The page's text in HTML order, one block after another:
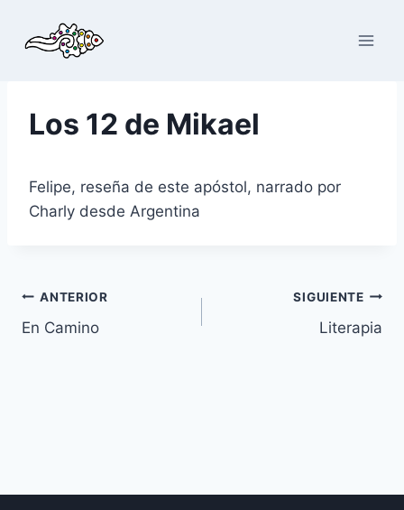
contenido
Los 12 de Mikael
Felipe, reseña de este apóstol, narrado por
Charly desde Argentina
Navegación
de
ANTERIOR
En Camino
SIGUIENTE
Literapia